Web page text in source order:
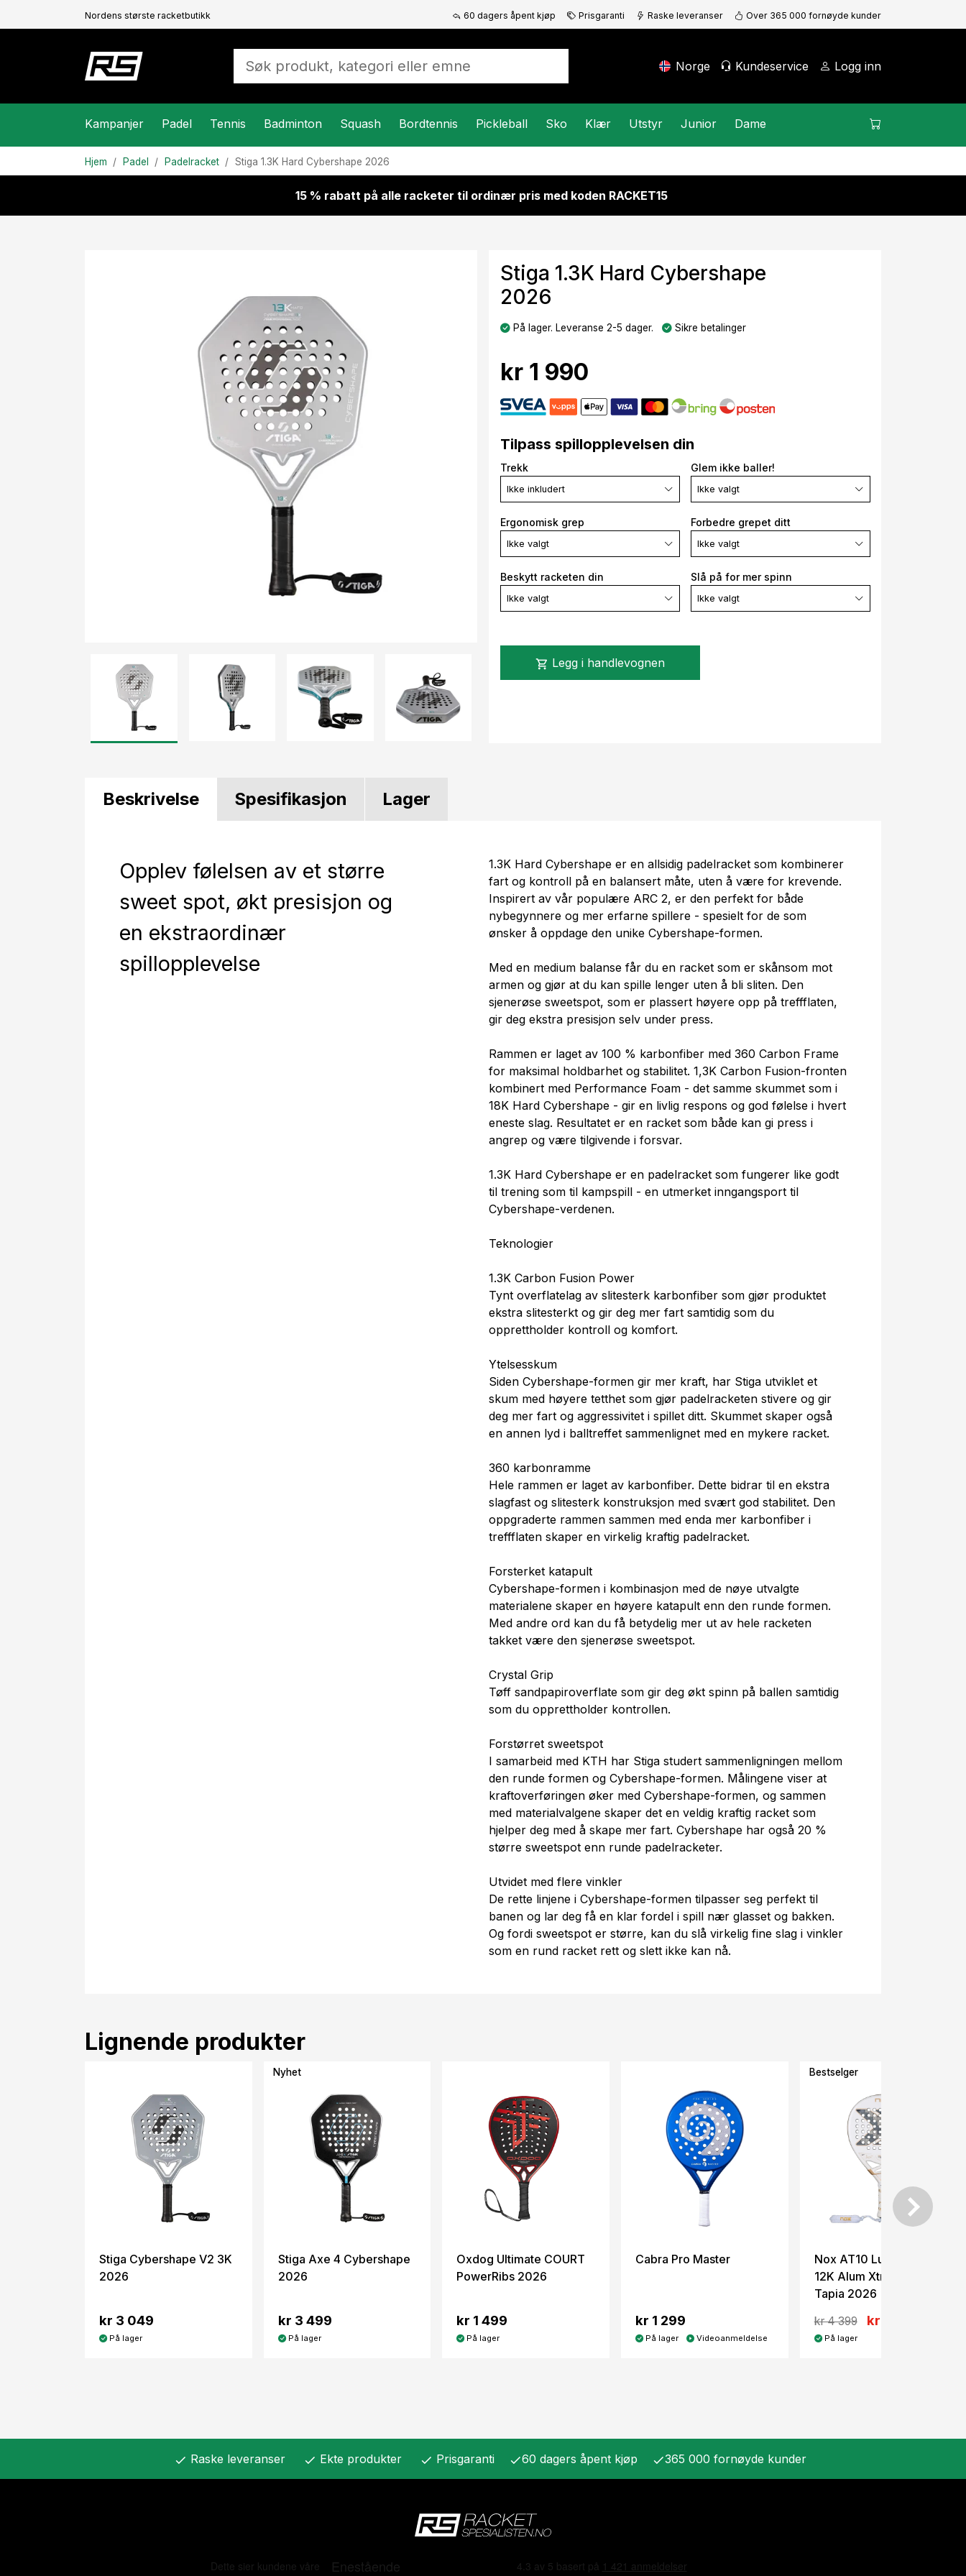
Nordens største racketbutikk 60 dagers åpent kjøp Prisgaranti Raske leveranser Over 365 000 fornøyde kunder
Norge Kundeservice Logg inn
Kampanjer Padel Tennis Badminton Squash Bordtennis Pickleball Sko Klær Utstyr Junior Dame
Hjem Padel Padelracket Stiga 1.3K Hard Cybershape 2026
15 % rabatt på alle racketer til ordinær pris med koden RACKET15
Stiga 1.3K Hard Cybershape
2026
På lager. Leveranse 2-5 dager. Sikre betalinger
kr 1 990
Tilpass spillopplevelsen din
Trekk
Ikke inkludert
Glem ikke baller!
Ikke valgt
Ergonomisk grep
Ikke valgt
Forbedre grepet ditt
Ikke valgt
Beskytt racketen din
Ikke valgt
Slå på for mer spinn
Ikke valgt
shopping_cart Legg i handlevognen
Beskrivelse Spesifikasjon Lager
Opplev følelsen av et større
sweet spot, økt presisjon og
en ekstraordinær
spillopplevelse
1.3K Hard Cybershape er en allsidig padelracket som kombinerer
fart og kontroll på en balansert måte, uten å være for krevende.
Inspirert av vår populære ARC 2, er den perfekt for både
nybegynnere og mer erfarne spillere - spesielt for de som
ønsker å oppdage den unike Cybershape-formen.
Med en medium balanse får du en racket som er skånsom mot
armen og gjør at du kan spille lenger uten å bli sliten. Den
sjenerøse sweetspot, som er plassert høyere opp på treffflaten,
gir deg ekstra presisjon selv under press.
Rammen er laget av 100 % karbonfiber med 360 Carbon Frame
for maksimal holdbarhet og stabilitet. 1,3K Carbon Fusion-fronten
kombinert med Performance Foam - det samme skummet som i
18K Hard Cybershape - gir en livlig respons og god følelse i hvert
eneste slag. Resultatet er en racket som både kan gi press i
angrep og være tilgivende i forsvar.
1.3K Hard Cybershape er en padelracket som fungerer like godt
til trening som til kampspill - en utmerket inngangsport til
Cybershape-verdenen.
Teknologier
1.3K Carbon Fusion Power
Tynt overflatelag av slitesterk karbonfiber som gjør produktet
ekstra slitesterkt og gir deg mer fart samtidig som du
opprettholder kontroll og komfort.
Ytelsesskum
Siden Cybershape-formen gir mer kraft, har Stiga utviklet et
skum med høyere tetthet som gjør padelracketen stivere og gir
deg mer fart og aggressivitet i spillet ditt. Skummet skaper også
en annen lyd i balltreffet sammenlignet med en mykere racket.
360 karbonramme
Hele rammen er laget av karbonfiber. Dette bidrar til en ekstra
slagfast og slitesterk konstruksjon med svært god stabilitet. Den
oppgraderte rammen sammen med enda mer karbonfiber i
treffflaten skaper en virkelig kraftig padelracket.
Forsterket katapult
Cybershape-formen i kombinasjon med de nøye utvalgte
materialene skaper en høyere katapult enn den runde formen.
Med andre ord kan du få betydelig mer ut av hele racketen
takket være den sjenerøse sweetspot.
Crystal Grip
Tøff sandpapiroverflate som gir deg økt spinn på ballen samtidig
som du opprettholder kontrollen.
Forstørret sweetspot
I samarbeid med KTH har Stiga studert sammenligningen mellom
den runde formen og Cybershape-formen. Målingene viser at
kraftoverføringen øker med Cybershape-formen, og sammen
med materialvalgene skaper det en veldig kraftig racket som
hjelper deg med å skape mer fart. Cybershape har også 20 %
større sweetspot enn runde padelracketer.
Utvidet med flere vinkler
De rette linjene i Cybershape-formen tilpasser seg perfekt til
banen og lar deg få en klar fordel i spill nær glasset og bakken.
Og fordi sweetspot er større, kan du slå virkelig fine slag i vinkler
som en rund racket rett og slett ikke kan nå.
Lignende produkter
Stiga Cybershape V2 3K
2026
kr 3 049
På lager
Nyhet
Stiga Axe 4 Cybershape
2026
kr 3 499
På lager
Oxdog Ultimate COURT
PowerRibs 2026
kr 1 499
På lager
Cabra Pro Master
kr 1 299
På lager Videoanmeldelse
Bestselger
Nox AT10 Luxury Genius
12K Alum Xtreme Agustín
Tapia 2026
kr 4 399 kr 2 795
På lager
check Raske leveranser check Ekte produkter check Prisgaranti check60 dagers åpent kjøp check365 000 fornøyde kunder